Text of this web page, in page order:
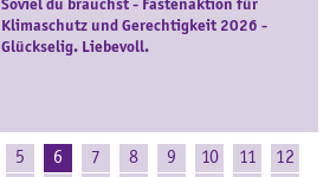
Soviel du brauchst - Fastenaktion für
Klimaschutz und Gerechtigkeit 2026 -
Glückselig. Liebevoll.
5 6 7 8 9 10 11
12